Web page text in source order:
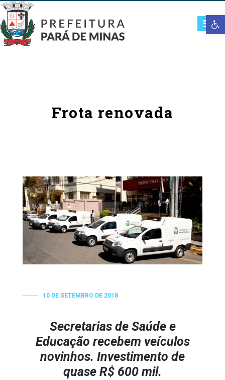
Frota renovada
10 DE SETEMBRO DE 2018
Secretarias de Saúde e
Educação recebem veículos
novinhos. Investimento de
quase R$ 600 mil.